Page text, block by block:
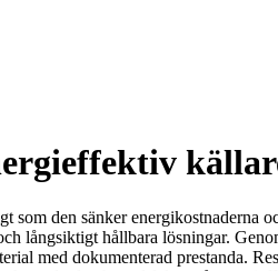
den sänker energikostnaderna
långsiktigt hållbara lösningar.
med dokumenterad prestanda.